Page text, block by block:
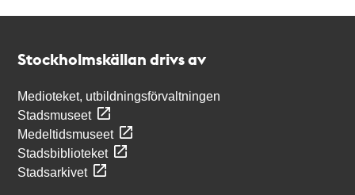
Stockholmskällan drivs av
Medioteket, utbildningsförvaltningen
Stadsmuseet
Medeltidsmuseet
Stadsbiblioteket
Stadsarkivet